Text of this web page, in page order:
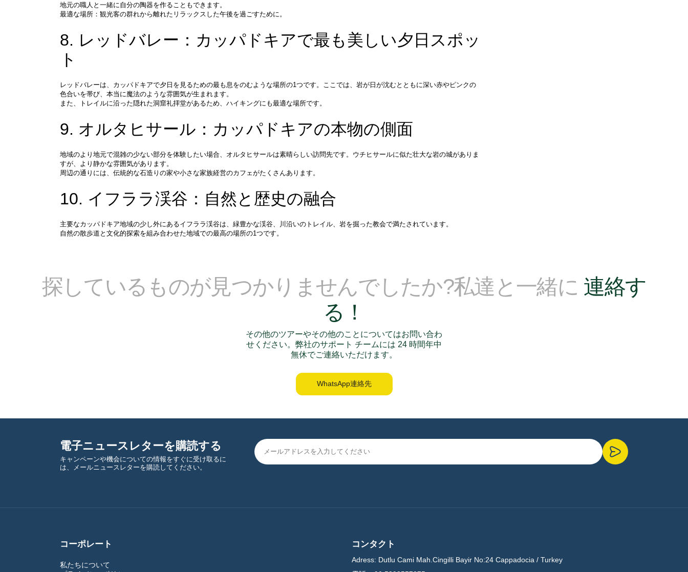
地元の職人と一緒に自分の陶器を作ることもできます。
最適な場所：観光客の群れから離れたリラックスした午後を過ごすために。
8. レッドバレー：カッパドキアで最も美しい夕日スポッ
ト
レッドバレーは、カッパドキアで夕日を見るための最も息をのむような場所の1つです。ここでは、岩が日が沈むとともに深い赤やピンクの
色合いを帯び、本当に魔法のような雰囲気が生まれます。
また、トレイルに沿った隠れた洞窟礼拝堂があるため、ハイキングにも最適な場所です。
9. オルタヒサール：カッパドキアの本物の側面
地域のより地元で混雑の少ない部分を体験したい場合、オルタヒサールは素晴らしい訪問先です。ウチヒサールに似た壮大な岩の城がありま
すが、より静かな雰囲気があります。
周辺の通りには、伝統的な石造りの家や小さな家族経営のカフェがたくさんあります。
10. イフララ渓谷：自然と歴史の融合
主要なカッパドキア地域の少し外にあるイフララ渓谷は、緑豊かな渓谷、川沿いのトレイル、岩を掘った教会で満たされています。
自然の散歩道と文化的探索を組み合わせた地域での最高の場所の1つです。
探しているものが見つかりませんでしたか?私達と一緒に 連絡す
る！
その他のツアーやその他のことについてはお問い合わ
せください。弊社のサポート チームには 24 時間年中
無休でご連絡いただけます。
WhatsApp連絡先
電子ニュースレターを購読する
キャンペーンや機会についての情報をすぐに受け取るに
は、メールニュースレターを購読してください。
コーポレート
私たちについて
コンタクト
Adress: Dutlu Cami Mah.Cingilli Bayir No:24 Cappadocia / Turkey